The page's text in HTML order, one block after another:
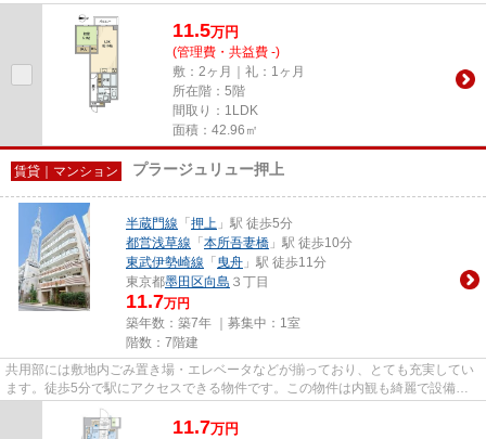
11.5万円
(管理費・共益費 -)
敷：2ヶ月｜礼：1ヶ月
所在階：5階
間取り：1LDK
面積：42.96㎡
賃貸｜マンション プラージュリュー押上
半蔵門線 「 押上 」駅 徒歩5分
都営浅草線 「 本所吾妻橋 」駅 徒歩10分
東武伊勢崎線 「 曳舟 」駅 徒歩11分
東京都墨田区向島 ３丁目
11.7万円
築年数：築7年 ｜募集中： 1室
階数：7階建
共用部には敷地内ごみ置き場・エレベータなどが揃っており、とても充実してい
ます。徒歩5分で駅にアクセスできる物件です。この物件は内観も綺麗で設備も
充実した、平成31年築となって...
11.7万円